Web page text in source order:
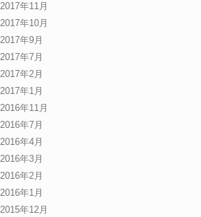
2017年11月
2017年10月
2017年9月
2017年7月
2017年2月
2017年1月
2016年11月
2016年7月
2016年4月
2016年3月
2016年2月
2016年1月
2015年12月